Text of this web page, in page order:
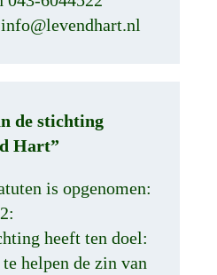
de stichting
Hart”
is opgenomen:
heeft ten doel:
te helpen de zin van